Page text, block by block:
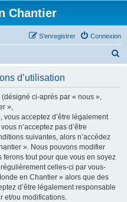
Chantier
Connexion
S’enregistrer
d’utilisation
ci-après par « nous »,
»,
vous acceptez d’être légalement
n’acceptez pas d’être
suivantes, alors n’accédez
». Nous pouvons modifier
ferons tout pour que vous en soyez
celles-ci par vous-
en Chantier » alors que des
d’être légalement responsable
et/ou modifications.